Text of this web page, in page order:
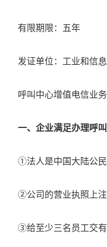
有限期限：五年
发证单位：工业和信息
呼叫中心增值电信业务
一、企业满足办理呼叫
①法人是中国大陆公民
②公司的营业执照上注
③给至少三名员工交有